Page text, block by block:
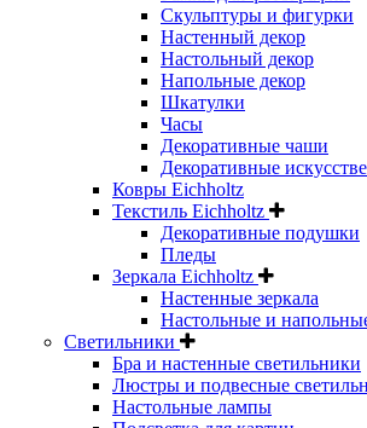
Скульптуры и фигурки
Настенный декор
Настольный декор
Напольные декор
Шкатулки
Часы
Декоративные чаши
Декоративные
Ковры Eichholtz
Текстиль Eichholtz
Декоративные подушки
Пледы
Зеркала Eichholtz
Настенные зеркала
Настольные и
Светильники
Бра и настенные светильники
Люстры и подвесные
Настольные лампы